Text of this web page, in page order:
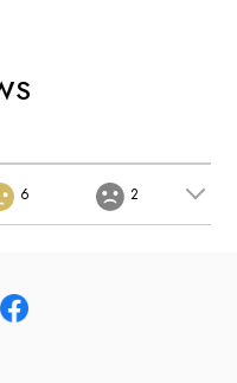
ン・LADY'S
[2024AW]
6 2